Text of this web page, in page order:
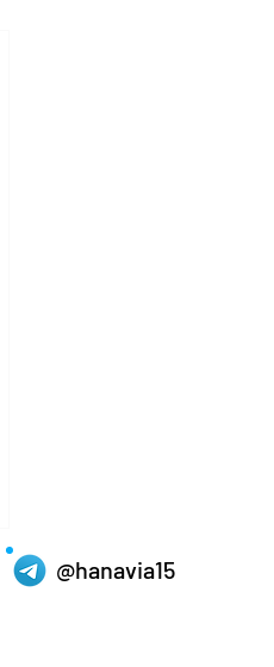
@hanavia15